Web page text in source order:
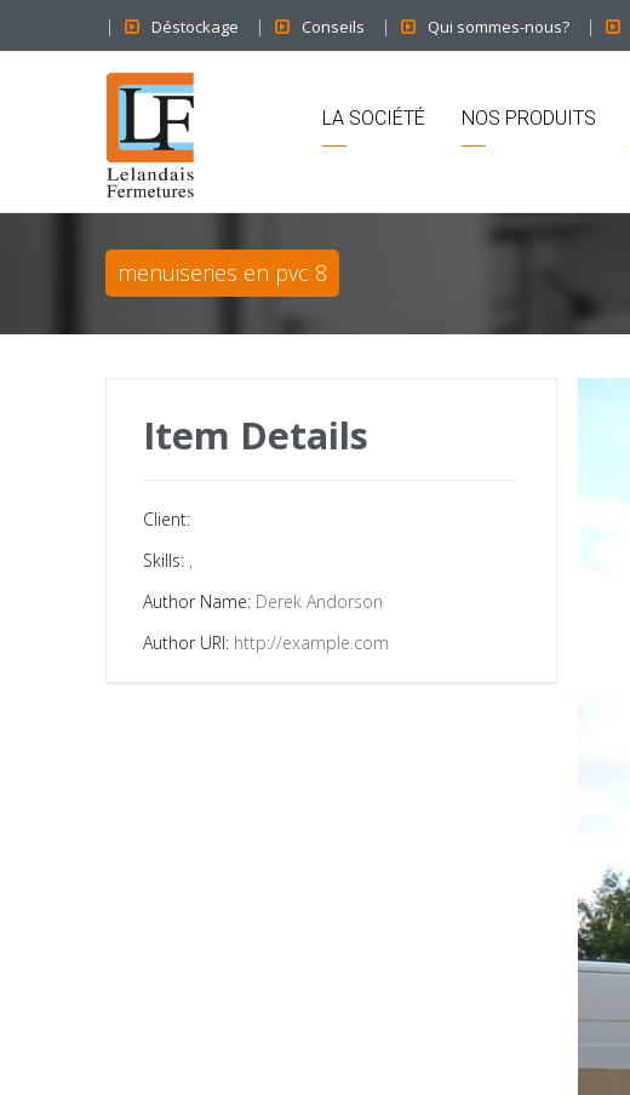
Déstockage Conseils Qui sommes-nous?
LA SOCIÉTÉ NOS PRODUITS
menuiseries en pvc 8
Item Details
Client:
Skills: ,
Author Name: Derek Andorson
Author URI: http://example.com